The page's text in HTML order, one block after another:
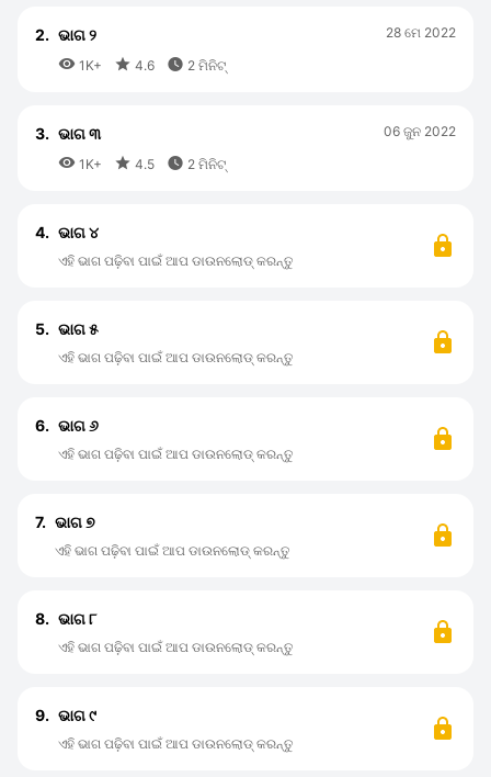
2. ଭାଗ ୨
 1K+  4.6  2 ମିନିଟ୍
28 ମେ 2022
3. ଭାଗ ୩
 1K+  4.5  2 ମିନିଟ୍
06 ଜୁନ 2022
4. ଭାଗ ୪
ଏହି ଭାଗ ପଢ଼ିବା ପାଇଁ ଆପ ଡାଉନଲୋଡ୍ କରନ୍ତୁ
5. ଭାଗ ୫
ଏହି ଭାଗ ପଢ଼ିବା ପାଇଁ ଆପ ଡାଉନଲୋଡ୍ କରନ୍ତୁ
6. ଭାଗ ୬
ଏହି ଭାଗ ପଢ଼ିବା ପାଇଁ ଆପ ଡାଉନଲୋଡ୍ କରନ୍ତୁ
7. ଭାଗ ୭
ଏହି ଭାଗ ପଢ଼ିବା ପାଇଁ ଆପ ଡାଉନଲୋଡ୍ କରନ୍ତୁ
8. ଭାଗ ୮
ଏହି ଭାଗ ପଢ଼ିବା ପାଇଁ ଆପ ଡାଉନଲୋଡ୍ କରନ୍ତୁ
9. ଭାଗ ୯
ଏହି ଭାଗ ପଢ଼ିବା ପାଇଁ ଆପ ଡାଉନଲୋଡ୍ କରନ୍ତୁ